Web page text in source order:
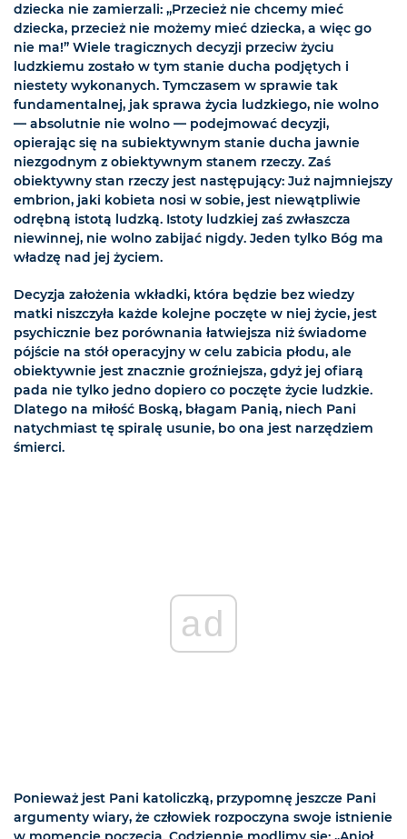
dziecka nie zamierzali: „Przecież nie chcemy mieć
dziecka, przecież nie możemy mieć dziecka, a więc go
nie ma!” Wiele tragicznych decyzji przeciw życiu
ludzkiemu zostało w tym stanie ducha podjętych i
niestety wykonanych. Tymczasem w sprawie tak
fundamentalnej, jak sprawa życia ludzkiego, nie wolno
— absolutnie nie wolno — podejmować decyzji,
opierając się na subiektywnym stanie ducha jawnie
niezgodnym z obiektywnym stanem rzeczy. Zaś
obiektywny stan rzeczy jest następujący: Już najmniejszy
embrion, jaki kobieta nosi w sobie, jest niewątpliwie
odrębną istotą ludzką. Istoty ludzkiej zaś zwłaszcza
niewinnej, nie wolno zabijać nigdy. Jeden tylko Bóg ma
władzę nad jej życiem.
Decyzja założenia wkładki, która będzie bez wiedzy
matki niszczyła każde kolejne poczęte w niej życie, jest
psychicznie bez porównania łatwiejsza niż świadome
pójście na stół operacyjny w celu zabicia płodu, ale
obiektywnie jest znacznie groźniejsza, gdyż jej ofiarą
pada nie tylko jedno dopiero co poczęte życie ludzkie.
Dlatego na miłość Boską, błagam Panią, niech Pani
natychmiast tę spiralę usunie, bo ona jest narzędziem
śmierci.
ad
Ponieważ jest Pani katoliczką, przypomnę jeszcze Pani
argumenty wiary, że człowiek rozpoczyna swoje istnienie